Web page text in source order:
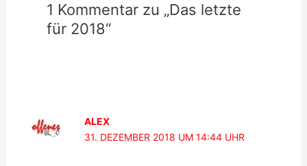
1 Kommentar zu „Das letzte
für 2018“
ALEX
31. DEZEMBER 2018 UM 14:44 UHR